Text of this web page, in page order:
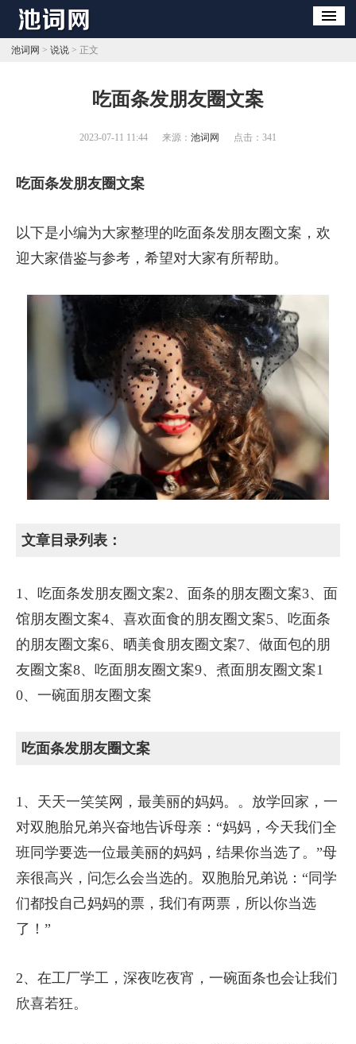
池词网 > 说说> 正文
​吃面条发朋友圈文案
2023-07-11 11:44 来源： 池词网 点击： 341
吃面条发朋友圈文案
以下是小编为大家整理的吃面条发朋友圈文案，欢
迎大家借鉴与参考，希望对大家有所帮助。
文章目录列表：
1、吃面条发朋友圈文案2、面条的朋友圈文案3、面
馆朋友圈文案4、喜欢面食的朋友圈文案5、吃面条
的朋友圈文案6、晒美食朋友圈文案7、做面包的朋
友圈文案8、吃面朋友圈文案9、煮面朋友圈文案1
0、一碗面朋友圈文案
吃面条发朋友圈文案
1、天天一笑笑网，最美丽的妈妈。。放学回家，一
对双胞胎兄弟兴奋地告诉母亲：“妈妈，今天我们全
班同学要选一位最美丽的妈妈，结果你当选了。”母
亲很高兴，问怎么会当选的。双胞胎兄弟说：“同学
们都投自己妈妈的票，我们有两票，所以你当选
了！”
2、在工厂学工，深夜吃夜宵，一碗面条也会让我们
欣喜若狂。